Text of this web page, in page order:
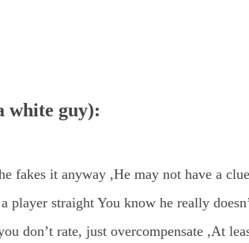
white guy):
fakes it anyway ,He may not have a
straight You know he really
don’t rate, just overcompensate ,At